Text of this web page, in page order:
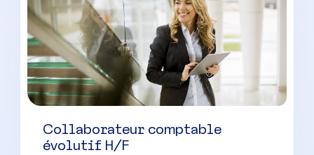
Collaborateur comptable
évolutif H/F